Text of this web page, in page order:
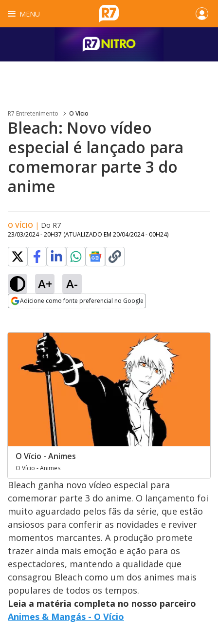
MENU
R7 Entretenimento O Vício
Bleach: Novo vídeo
especial é lançado para
comemorar parte 3 do
anime
O VÍCIO | Do R7
23/03/2024 - 20H37 (ATUALIZADO EM 20/04/2024 - 00H24)
A+ A-
Adicione como fonte preferencial no Google
O Vício - Animes
O Vício - Animes
Bleach ganha novo vídeo especial para
comemorar parte 3 do anime. O lançamento foi
muito aguardado pelos fãs da série, que estão
ansiosos para conferir as novidades e reviver
momentos marcantes. A produção promete
trazer ainda mais emoção e ação para os
espectadores, mantendo a qualidade que
consagrou Bleach como um dos animes mais
populares de todos os tempos.
Leia a matéria completa no nosso parceiro
Animes & Mangás - O Vício